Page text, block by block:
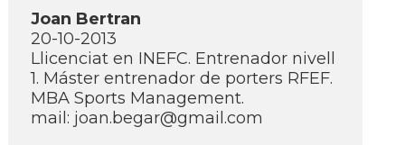
Joan Bertran
20-10-2013
Llicenciat en INEFC. Entrenador nivell
1. Máster entrenador de porters RFEF.
MBA Sports Management.
mail: joan.begar@gmail.com